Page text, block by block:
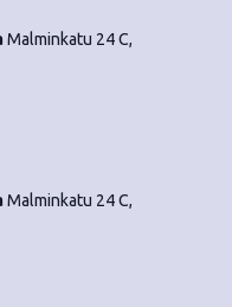
Malminkatu 24 C,
Malminkatu 24 C,